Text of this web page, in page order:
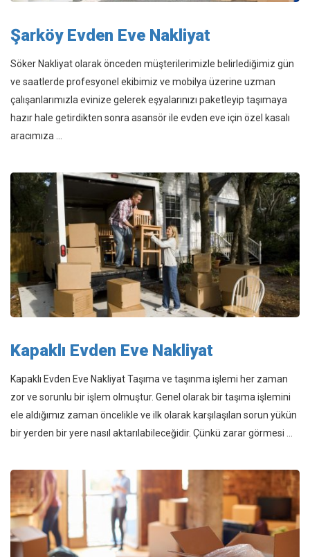
Şarköy Evden Eve Nakliyat
Söker Nakliyat olarak önceden müşterilerimizle belirlediğimiz gün
ve saatlerde profesyonel ekibimiz ve mobilya üzerine uzman
çalışanlarımızla evinize gelerek eşyalarınızı paketleyip taşımaya
hazır hale getirdikten sonra asansör ile evden eve için özel kasalı
aracımıza ...
Kapaklı Evden Eve Nakliyat
Kapaklı Evden Eve Nakliyat Taşıma ve taşınma işlemi her zaman
zor ve sorunlu bir işlem olmuştur. Genel olarak bir taşıma işlemini
ele aldığımız zaman öncelikle ve ilk olarak karşılaşılan sorun yükün
bir yerden bir yere nasıl aktarılabileceğidir. Çünkü zarar görmesi ...